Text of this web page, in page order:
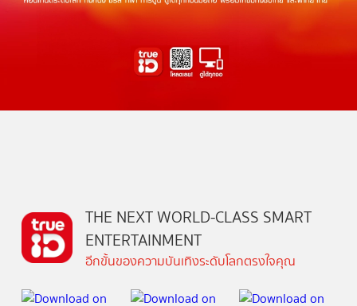
THE NEXT WORLD-CLASS SMART
ENTERTAINMENT
อีกขั้นของความบันเทิงระดับโลกตรงใจคุณ